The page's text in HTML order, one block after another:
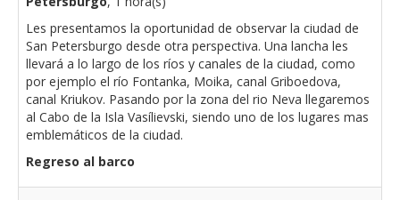
Les presentamos la oportunidad de observar la ciudad de
San Petersburgo desde otra perspectiva. Una lancha les
llevará a lo largo de los ríos y canales de la ciudad, como
por ejemplo el río Fontanka, Moika, canal Griboedova,
canal Kriukov. Pasando por la zona del rio Neva llegaremos
al Cabo de la Isla Vasílievski, siendo uno de los lugares mas
emblemáticos de la ciudad.
Regreso al barco